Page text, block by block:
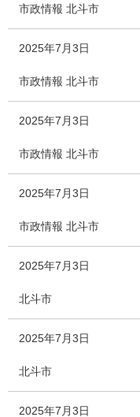
市政情報 北斗市
2025年7月3日
市政情報 北斗市
2025年7月3日
市政情報 北斗市
2025年7月3日
市政情報 北斗市
2025年7月3日
北斗市
2025年7月3日
北斗市
2025年7月3日